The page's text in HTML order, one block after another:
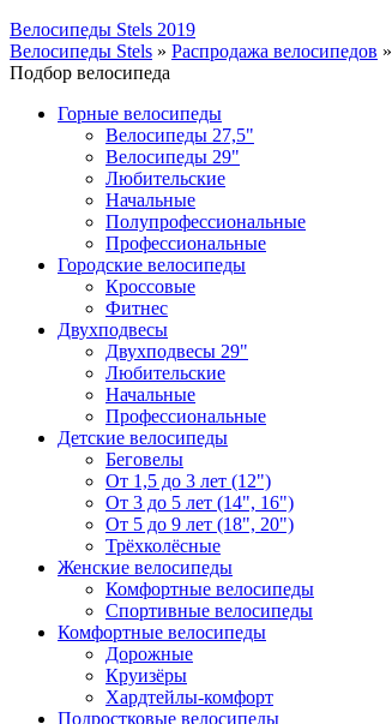
Велосипеды Stels 2019
Велосипеды Stels » Распродажа велосипедов »
Подбор велосипеда
Горные велосипеды
Велосипеды 27,5"
Велосипеды 29"
Любительские
Начальные
Полупрофессиональные
Профессиональные
Городские велосипеды
Кроссовые
Фитнес
Двухподвесы
Двухподвесы 29"
Любительские
Начальные
Профессиональные
Детские велосипеды
Беговелы
От 1,5 до 3 лет (12")
От 3 до 5 лет (14", 16")
От 5 до 9 лет (18", 20")
Трёхколёсные
Женские велосипеды
Комфортные велосипеды
Спортивные велосипеды
Комфортные велосипеды
Дорожные
Круизёры
Хардтейлы-комфорт
Подростковые велосипеды